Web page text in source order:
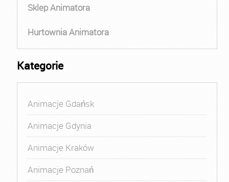
Sklep Animatora
Hurtownia Animatora
Kategorie
Animacje Gdańsk
Animacje Gdynia
Animacje Kraków
Animacje Poznań